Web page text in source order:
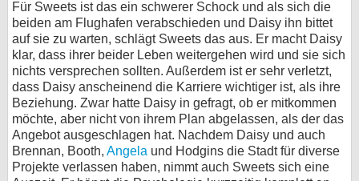
Für Sweets ist das ein schwerer Schock und als sich die
beiden am Flughafen verabschieden und Daisy ihn bittet
auf sie zu warten, schlägt Sweets das aus. Er macht Daisy
klar, dass ihrer beider Leben weitergehen wird und sie sich
nichts versprechen sollten. Außerdem ist er sehr verletzt,
dass Daisy anscheinend die Karriere wichtiger ist, als ihre
Beziehung. Zwar hatte Daisy in gefragt, ob er mitkommen
möchte, aber nicht von ihrem Plan abgelassen, als der das
Angebot ausgeschlagen hat. Nachdem Daisy und auch
Brennan, Booth, Angela und Hodgins die Stadt für diverse
Projekte verlassen haben, nimmt auch Sweets sich eine